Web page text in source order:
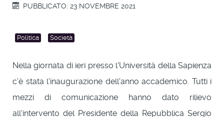
PUBBLICATO: 23 NOVEMBRE 2021
Politica Società
Nella giornata di ieri presso l'Università della Sapienza
c'è stata l'inaugurazione dell'anno accademico. Tutti i
mezzi di comunicazione hanno dato rilievo
all'intervento del Presidente della Repubblica Sergio